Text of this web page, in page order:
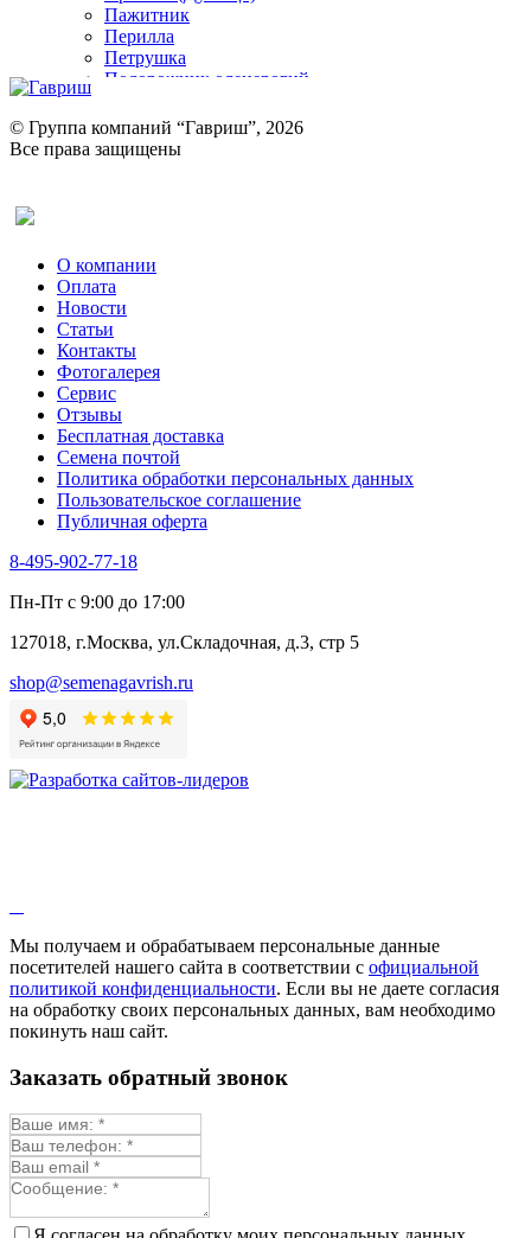
Пажитник
Перилла
Петрушка
Подорожник оленерогий
Ревень
Рукола
Рута
Тмин
Трава для чая
Туласи
Укроп
Фенхель пряный
Хризантема овощная
Цикорий пряный
Цикорий салатный (Витлуф)
Черемша
Шпинат
Щавель
Эндивий
Эстрагон
Алтей
Анис
Бессмертник
Валериана
Валерианелла
Гибискус лекарственный
Девясил
Душица
Змееголовник
Мыльнянка
Мята
Овсяный корень
Огуречная трава
Пустырник
Репешок
Синюха
Смесь лекарственных
Стевия
© Группа компаний “Гавриш”, 2026
Все права защищены
О компании
Оплата
Новости
Статьи
Контакты
Фотогалерея​
Сервис
Отзывы
Бесплатная доставка
Семена почтой
Политика обработки персональных данных
Пользовательское соглашение
Публичная оферта
8-495-902-77-18
Пн-Пт с 9:00 до 17:00
127018, г.Москва, ул.Складочная, д.3, стр 5
shop@semenagavrish.ru
Мы получаем и обрабатываем персональные данные
посетителей нашего сайта в соответствии с официальной
политикой конфиденциальности. Если вы не даете согласия
на обработку своих персональных данных, вам необходимо
покинуть наш сайт.
Заказать обратный звонок